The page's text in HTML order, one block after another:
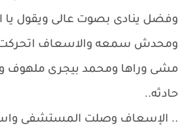
وفضل ينادى بصوت عالى ويقول يا
ومحدش سمعه والاسعاف
مشى وراها ومحمد بيجرى ملهوف
حادثه..
.. الإسعاف وصلت المستشفى